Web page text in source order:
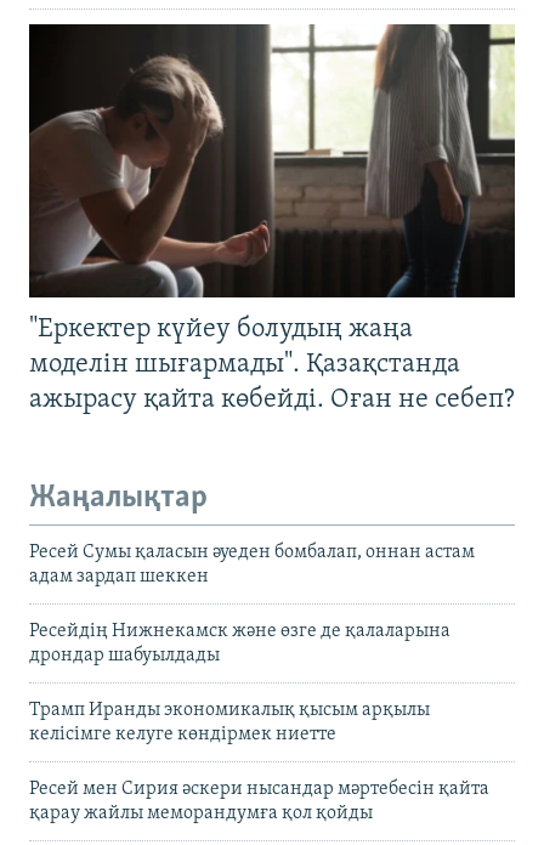
"Еркектер күйеу болудың жаңа
моделін шығармады". Қазақстанда
ажырасу қайта көбейді. Оған не себеп?
Жаңалықтар
Ресей Сумы қаласын әуеден бомбалап, оннан астам
адам зардап шеккен
Ресейдің Нижнекамск және өзге де қалаларына
дрондар шабуылдады
Трамп Иранды экономикалық қысым арқылы
келісімге келуге көндірмек ниетте
Ресей мен Сирия әскери нысандар мәртебесін қайта
қарау жайлы меморандумға қол қойды